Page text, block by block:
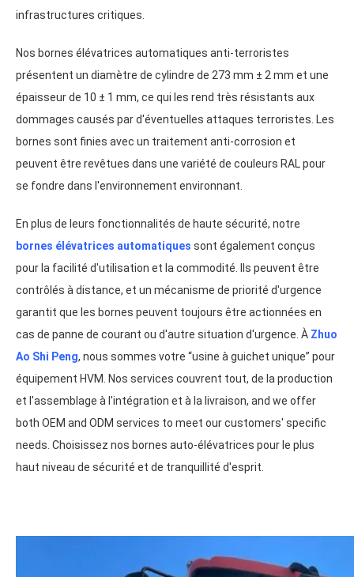
infrastructures critiques.
Nos bornes élévatrices automatiques anti-terroristes
présentent un diamètre de cylindre de 273 mm ± 2 mm et une
épaisseur de 10 ± 1 mm, ce qui les rend très résistants aux
dommages causés par d'éventuelles attaques terroristes. Les
bornes sont finies avec un traitement anti-corrosion et
peuvent être revêtues dans une variété de couleurs RAL pour
se fondre dans l'environnement environnant.
En plus de leurs fonctionnalités de haute sécurité, notre
bornes élévatrices automatiques sont également conçus
pour la facilité d'utilisation et la commodité. Ils peuvent être
contrôlés à distance, et un mécanisme de priorité d'urgence
garantit que les bornes peuvent toujours être actionnées en
cas de panne de courant ou d'autre situation d'urgence. À Zhuo
Ao Shi Peng, nous sommes votre “usine à guichet unique” pour
équipement HVM. Nos services couvrent tout, de la production
et l'assemblage à l'intégration et à la livraison, and we offer
both OEM and ODM services to meet our customers' specific
needs . Choisissez nos bornes auto-élévatrices pour le plus
haut niveau de sécurité et de tranquillité d'esprit.